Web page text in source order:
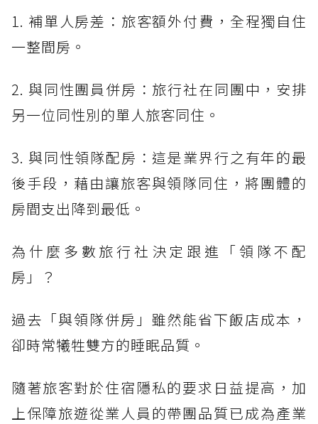
1. 補單人房差：旅客額外付費，全程獨自住
一整間房。
2. 與同性團員併房：旅行社在同團中，安排
另一位同性別的單人旅客同住。
3. 與同性領隊配房：這是業界行之有年的最
後手段，藉由讓旅客與領隊同住，將團體的
房間支出降到最低。
為什麼多數旅行社決定跟進「領隊不配
房」？
過去「與領隊併房」雖然能省下飯店成本，
卻時常犧牲雙方的睡眠品質。
隨著旅客對於住宿隱私的要求日益提高，加
上保障旅遊從業人員的帶團品質已成為產業